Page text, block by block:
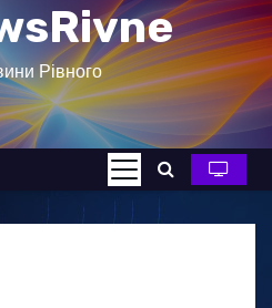
Рівного